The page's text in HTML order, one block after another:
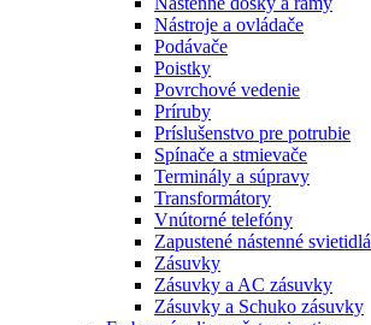
Nástroje a ovládače
Podávače
Poistky
Povrchové vedenie
Príruby
Príslušenstvo pre potrubie
Spínače a stmievače
Terminály a súpravy
Transformátory
Vnútorné telefóny
Zapustené nástenné svietidlá
Zásuvky
Zásuvky a AC zásuvky
Zásuvky a Schuko zásuvky